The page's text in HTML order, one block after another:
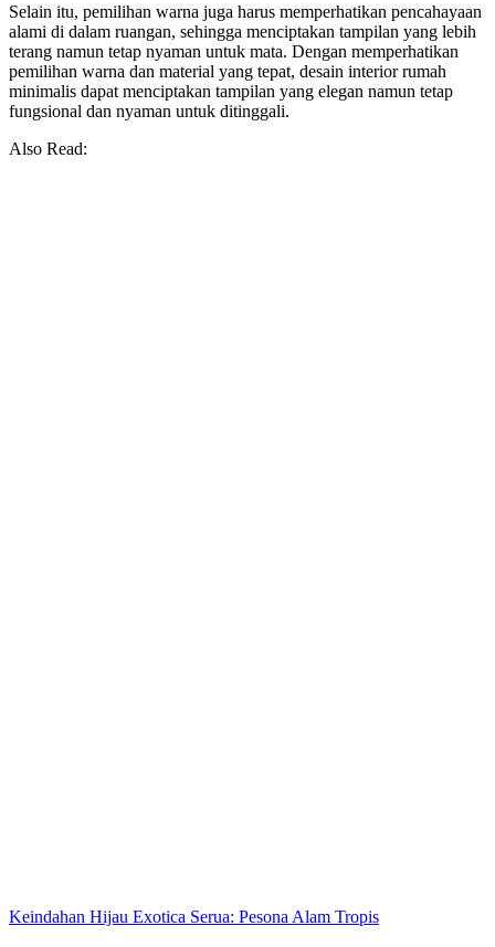
Selain itu, pemilihan warna juga harus memperhatikan pencahayaan
alami di dalam ruangan, sehingga menciptakan tampilan yang lebih
terang namun tetap nyaman untuk mata. Dengan memperhatikan
pemilihan warna dan material yang tepat, desain interior rumah
minimalis dapat menciptakan tampilan yang elegan namun tetap
fungsional dan nyaman untuk ditinggali.
Also Read:
Keindahan Hijau Exotica Serua: Pesona Alam Tropis